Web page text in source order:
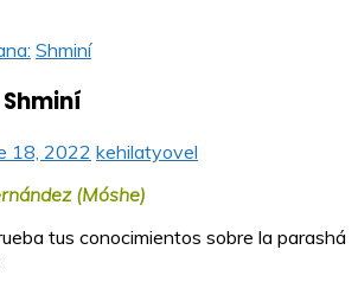
Shminí
18, 2022 kehilatyovel
(Móshe)
tus conocimientos sobre la parashá